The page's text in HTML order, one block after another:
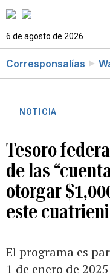
6 de agosto de 2026
Corresponsalías
NOTICIA
Tesoro
de las
otorgar
este
El programa es
1 de enero de